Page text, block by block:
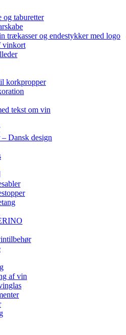
og taburetter
trækasser og endestykker med logo
vinkort
korkpropper
tekst om vin
Dansk design
af vin